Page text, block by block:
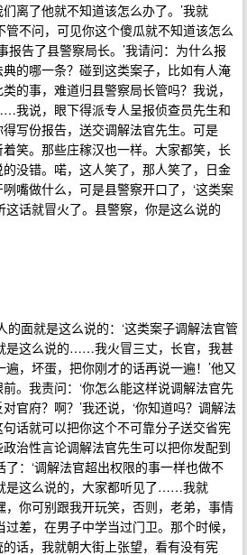
离了他就不知道该怎么办了。’我就
管不问，可见你这个傻瓜就不知道该怎么
报告了县警察局长。’我请问：为什么报
的哪一条？碰到这类案子，比如有人淹
的事，难道归县警察局长管吗？我说，
我说，眼下得派专人呈报侦查员先生和
写份报告，送交调解法官先生。可是
笑。那些庄稼汉也一样。大家都笑，长
没错。喏，这人笑了，那人笑了，日金
嘴做什么，可是县警察开口了，‘这类案
这话就冒火了。县警察，你是这么说的
的面就是这么说的：‘这类案子调解法官管
是这么说的……我火冒三丈，长官，我甚
遍，坏蛋，把你刚才的话再说一遍！’他又
。我责问：‘你怎么能这样说调解法官先
官府？啊？’我还说，‘你知道吗？调解法
话就可以把你这个不可靠分子送交省宪
治性言论调解法官先生可以把你发配到
了：‘调解法官超出权限的事一样也做不
是这么说的，大家都听见了……我就
，你可别跟我开玩笑，否则，老弟，事情
差，在男子中学当过门卫。那个时候，
话，我就朝大街上张望，看有没有宪